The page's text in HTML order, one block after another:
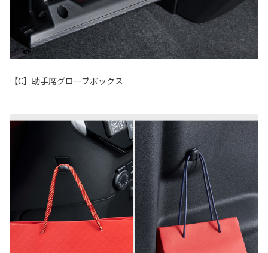
【C】助手席グローブボックス